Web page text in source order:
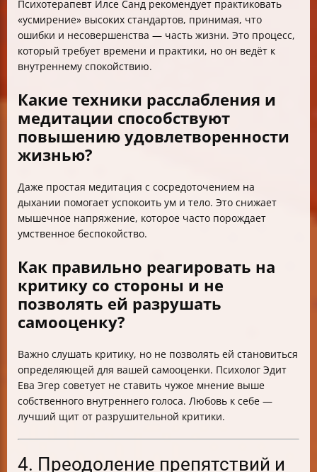
Психотерапевт Илсе Санд рекомендует практиковать
«усмирение» высоких стандартов, принимая, что
ошибки и несовершенства — часть жизни. Это процесс,
который требует времени и практики, но он ведёт к
внутреннему спокойствию.
Какие техники расслабления и
медитации способствуют
повышению удовлетворенности
жизнью?
Даже простая медитация с сосредоточением на
дыхании помогает успокоить ум и тело. Это снижает
мышечное напряжение, которое часто порождает
умственное беспокойство.
Как правильно реагировать на
критику со стороны и не
позволять ей разрушать
самооценку?
Важно слушать критику, но не позволять ей становиться
определяющей для вашей самооценки. Психолог Эдит
Ева Эгер советует не ставить чужое мнение выше
собственного внутреннего голоса. Любовь к себе —
лучший щит от разрушительной критики.
4. Преодоление препятствий и